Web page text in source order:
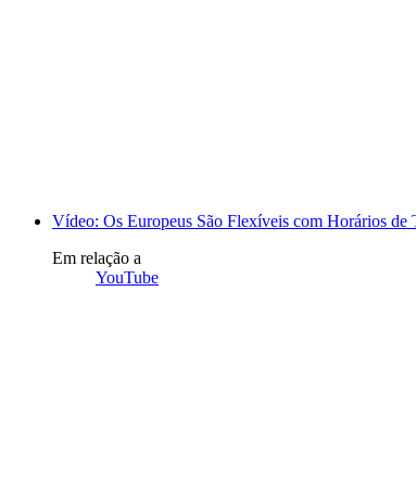
Vídeo: Os Europeus São Flexíveis com Horários
Em relação a
YouTube